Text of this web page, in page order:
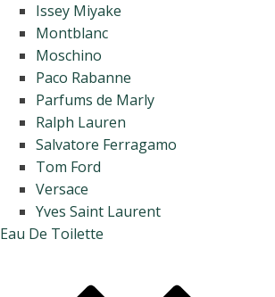
Issey Miyake
Montblanc
Moschino
Paco Rabanne
Parfums de Marly
Ralph Lauren
Salvatore Ferragamo
Tom Ford
Versace
Yves Saint Laurent
Eau De Toilette